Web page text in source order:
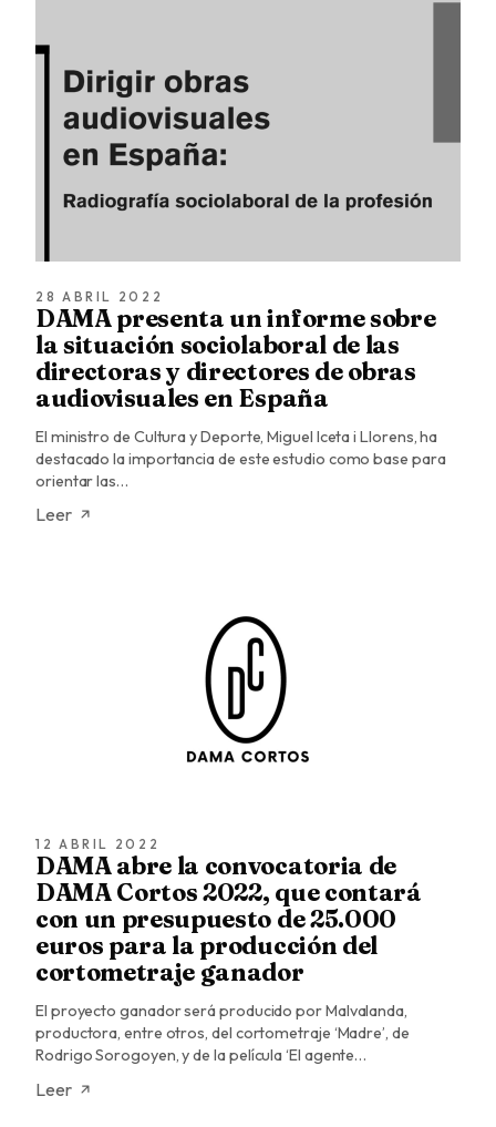
28 ABRIL 2022
DAMA presenta un informe sobre
la situación sociolaboral de las
directoras y directores de obras
audiovisuales en España
El ministro de Cultura y Deporte, Miguel Iceta i Llorens, ha
destacado la importancia de este estudio como base para
orientar las…
Leer
12 ABRIL 2022
DAMA abre la convocatoria de
DAMA Cortos 2022, que contará
con un presupuesto de 25.000
euros para la producción del
cortometraje ganador
El proyecto ganador será producido por Malvalanda,
productora, entre otros, del cortometraje ‘Madre’, de
Rodrigo Sorogoyen, y de la película ‘El agente…
Leer